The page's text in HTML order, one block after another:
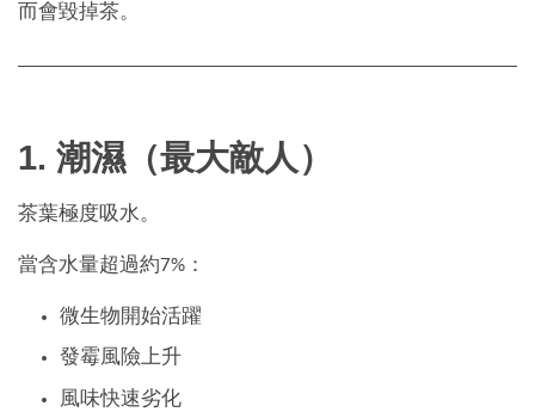
而會毀掉茶。
1. 潮濕（最大敵人）
茶葉極度吸水。
當含水量超過約7%：
微生物開始活躍
發霉風險上升
風味快速劣化